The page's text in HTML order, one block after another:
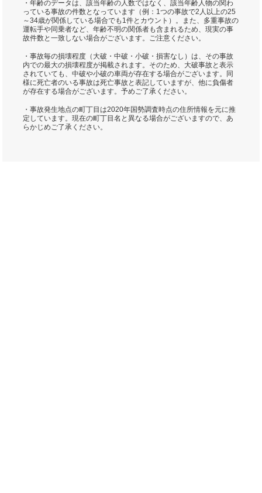
・年齢のデータは、該当年齢の人数ではなく、該当年齢人物の関わ
っている事故の件数となっています（例：1つの事故で2人以上の25
～34歳が関係している場合でも1件とカウント）。また、多重事故の
運転手や同乗者など、年齢不明の関係者も含まれるため、現実の事
故件数と一致しない場合がございます。ご注意ください。
・事故毎の損壊程度（大破・中破・小破・損害なし）は、その事故
内での最大の損壊程度が掲載されます。そのため、大破事故と表示
されていても、中破や小破の車両が存在する場合がございます。同
様に死亡者のいる事故は死亡事故と表記していますが、他に負傷者
が存在する場合がございます。予めご了承ください。
・事故発生地点の町丁目は2020年国勢調査時点の住所情報を元に推
定しています。現在の町丁目名と異なる場合がございますので、あ
らかじめご了承ください。